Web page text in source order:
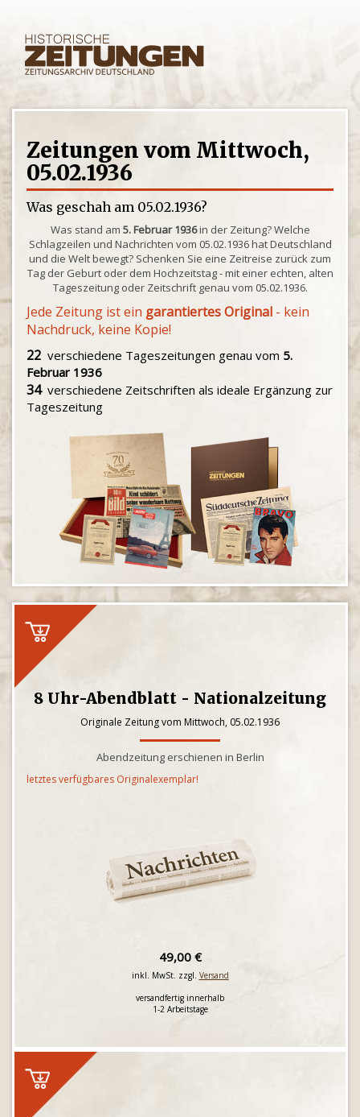
Zeitungen vom Mittwoch,
05.02.1936
Was geschah am 05.02.1936?
Was stand am 5. Februar 1936in der Zeitung? Welche
Schlagzeilen und Nachrichten vom 05.02.1936 hat Deutschland
und die Welt bewegt? Schenken Sie eine Zeitreise zurück zum
Tag der Geburt oder dem Hochzeitstag - mit einer echten, alten
Tageszeitung oder Zeitschrift genau vom 05.02.1936.
Jede Zeitung ist ein garantiertes Original - kein
Nachdruck, keine Kopie!
22 verschiedene Tageszeitungen genau vom 5.
Februar 1936
34verschiedene Zeitschriften als ideale Ergänzung zur
Tageszeitung
8 Uhr-Abendblatt - Nationalzeitung
Originale Zeitung vom Mittwoch, 05.02.1936
Abendzeitung erschienen in Berlin
letztes verfügbares Originalexemplar!
49,00 €
inkl. MwSt. zzgl. Versand
versandfertig innerhalb
1-2 Arbeitstage